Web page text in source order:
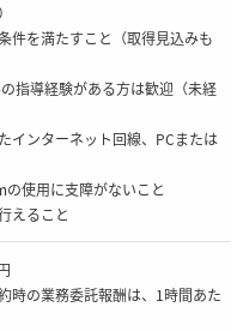
件を満たすこと（取得見込みも
指導経験がある方は歓迎（未経
インターネット回線、PCまたは
使用に支障がないこと
えること
時の業務委託報酬は、1時間あた